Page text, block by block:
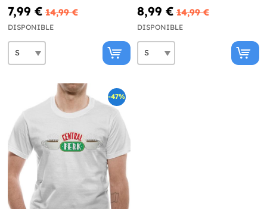
7,99 € 14,99 €
DISPONIBLE
8,99 € 14,99 €
DISPONIBLE
-47%